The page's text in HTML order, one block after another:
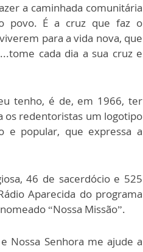
a caminhada comunitária
povo. É a cruz que faz o
para a vida nova, que
cada dia a sua cruz e
tenho, é de, em 1966, ter
os redentoristas um logotipo
e popular, que expressa a
46 de sacerdócio e 525
Aparecida do programa
“Nossa Missão”.
Nossa Senhora me ajude a